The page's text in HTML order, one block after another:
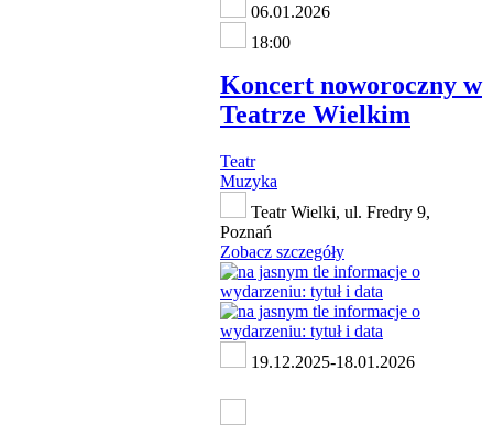
06.01.2026
18:00
Koncert noworoczny w
Teatrze Wielkim
Teatr
Muzyka
Teatr Wielki, ul. Fredry 9,
Poznań
Zobacz szczegóły
19.12.2025-18.01.2026